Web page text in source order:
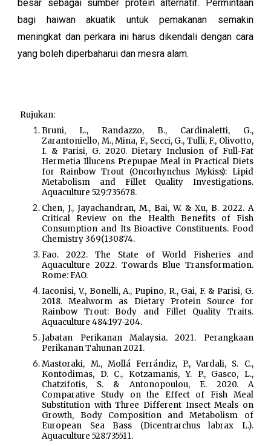
besar sebagai sumber protein alternatif. Permintaan
bagi haiwan akuatik untuk pemakanan semakin
meningkat dan perkara ini harus dikendali dengan cara
yang boleh diperbaharui dan mesra alam.
Rujukan:
Bruni, L., Randazzo, B., Cardinaletti, G.,
Zarantoniello, M., Mina, F., Secci, G., Tulli, F., Olivotto,
I. & Parisi, G. 2020. Dietary Inclusion of Full-Fat
Hermetia Illucens Prepupae Meal in Practical Diets
for Rainbow Trout (Oncorhynchus Mykiss): Lipid
Metabolism and Fillet Quality Investigations.
Aquaculture 529:735678.
Chen, J., Jayachandran, M., Bai, W. & Xu, B. 2022. A
Critical Review on the Health Benefits of Fish
Consumption and Its Bioactive Constituents. Food
Chemistry 369(130874.
Fao. 2022. The State of World Fisheries and
Aquaculture 2022. Towards Blue Transformation.
Rome: FAO.
Iaconisi, V., Bonelli, A., Pupino, R., Gai, F. & Parisi, G.
2018. Mealworm as Dietary Protein Source for
Rainbow Trout: Body and Fillet Quality Traits.
Aquaculture 484:197-204.
Jabatan Perikanan Malaysia. 2021. Perangkaan
Perikanan Tahunan 2021.
Mastoraki, M., Mollá Ferrándiz, P., Vardali, S. C.,
Kontodimas, D. C., Kotzamanis, Y. P., Gasco, L.,
Chatzifotis, S. & Antonopoulou, E. 2020. A
Comparative Study on the Effect of Fish Meal
Substitution with Three Different Insect Meals on
Growth, Body Composition and Metabolism of
European Sea Bass (Dicentrarchus labrax L.).
Aquaculture 528:735511.